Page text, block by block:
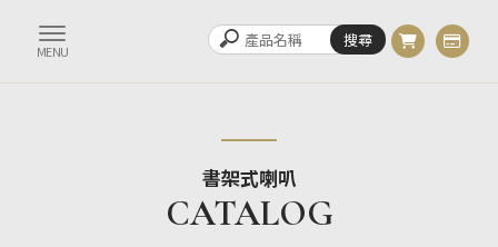
書架式喇叭